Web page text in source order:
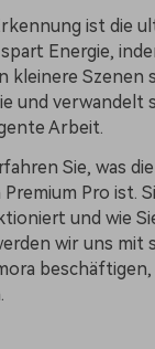
ist die
Energie,
kleinere Szenen
und verwandelt
Arbeit.
Sie, was die
Pro ist.
und wie
wir uns mit